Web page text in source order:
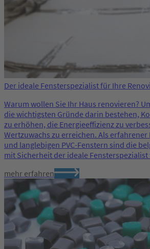
Der ideale Fensterspezialist für Ihre
Warum wollen Sie Ihr Haus renovieren?
die wichtigsten Gründe darin bestehen,
zu erhöhen, die Energieeffizienz zu
Wertzuwachs zu erreichen. Als
und langlebigen PVC-Fenstern sind die
mit Sicherheit der ideale
mehr erfahren